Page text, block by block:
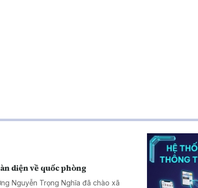
diện về quốc phòng
Nguyễn Trọng Nghĩa đã chào xã